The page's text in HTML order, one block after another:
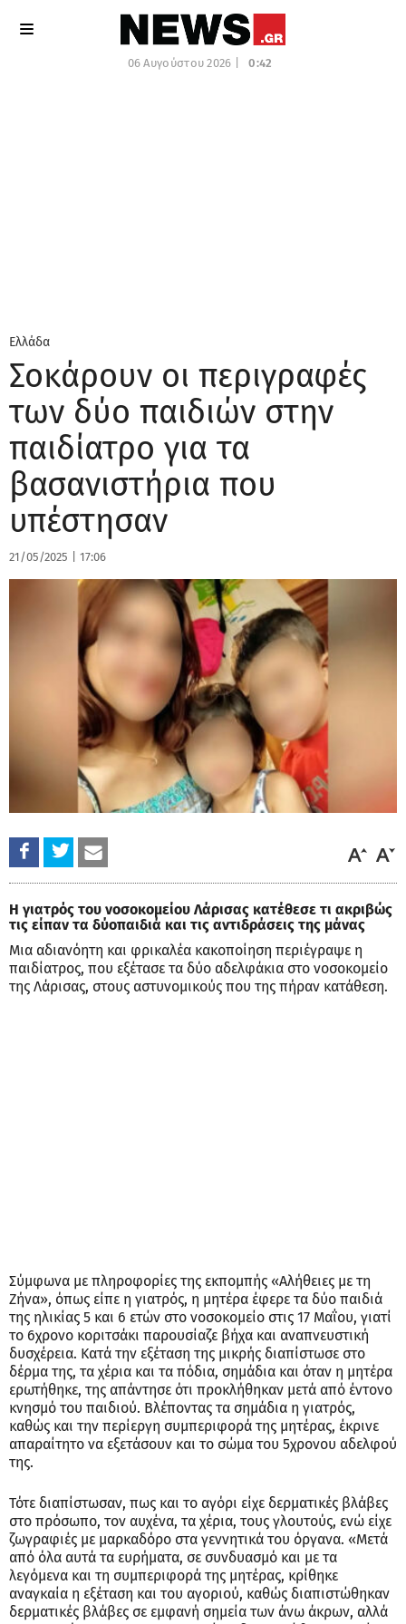
06 Αυγούστου 2026 | 0:42
Ελλάδα
Σοκάρουν οι περιγραφές
των δύο παιδιών στην
παιδίατρο για τα
βασανιστήρια που
υπέστησαν
21/05/2025 17:06
Η γιατρός του νοσοκομείου Λάρισας κατέθεσε τι ακριβώς
τις είπαν τα δύοπαιδιά και τις αντιδράσεις της μάνας
Μια αδιανόητη και φρικαλέα κακοποίηση περιέγραψε η
παιδίατρος, που εξέτασε τα δύο αδελφάκια στο νοσοκομείο
της Λάρισας, στους αστυνομικούς που της πήραν κατάθεση.
Σύμφωνα με πληροφορίες της εκπομπής «Αλήθειες με τη
Ζήνα», όπως είπε η γιατρός, η μητέρα έφερε τα δύο παιδιά
της ηλικίας 5 και 6 ετών στο νοσοκομείο στις 17 Μαΐου, γιατί
το 6χρονο κοριτσάκι παρουσίαζε βήχα και αναπνευστική
δυσχέρεια. Κατά την εξέταση της μικρής διαπίστωσε στο
δέρμα της, τα χέρια και τα πόδια, σημάδια και όταν η μητέρα
ερωτήθηκε, της απάντησε ότι προκλήθηκαν μετά από έντονο
κνησμό του παιδιού. Βλέποντας τα σημάδια η γιατρός,
καθώς και την περίεργη συμπεριφορά της μητέρας, έκρινε
απαραίτητο να εξετάσουν και το σώμα του 5χρονου αδελφού
της.
Τότε διαπίστωσαν, πως και το αγόρι είχε δερματικές βλάβες
στο πρόσωπο, τον αυχένα, τα χέρια, τους γλουτούς, ενώ είχε
ζωγραφιές με μαρκαδόρο στα γεννητικά του όργανα. «Μετά
από όλα αυτά τα ευρήματα, σε συνδυασμό και με τα
λεγόμενα και τη συμπεριφορά της μητέρας, κρίθηκε
αναγκαία η εξέταση και του αγοριού, καθώς διαπιστώθηκαν
δερματικές βλάβες σε εμφανή σημεία των άνω άκρων, αλλά